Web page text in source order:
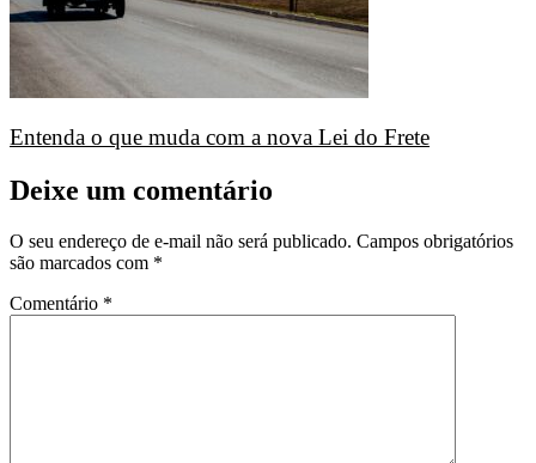
Entenda o que muda com a nova Lei do Frete
Deixe um comentário
O seu endereço de e-mail não será publicado. Campos obrigatórios
são marcados com *
Comentário *